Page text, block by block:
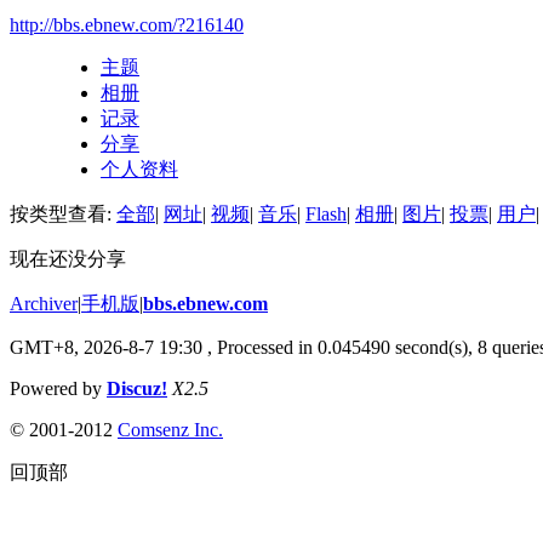
http://bbs.ebnew.com/?216140
主题
相册
记录
分享
个人资料
按类型查看: 全部| 网址| 视频| 音乐| Flash| 相册| 图片| 投票| 用户|
现在还没分享
Archiver|手机版|bbs.ebnew.com
GMT+8, 2026-8-7 19:30 , Processed in 0.045490 second(s), 8
Powered by Discuz! X2.5
© 2001-2012 Comsenz Inc.
回顶部